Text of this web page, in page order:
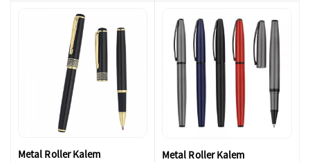
Metal Roller Kalem Metal Roller Kalem